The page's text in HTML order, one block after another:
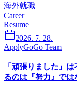
海外就職
Career
Resume
2026. 7. 28.
ApplyGoGo Team
「頑張りました」
るのは『努力』では